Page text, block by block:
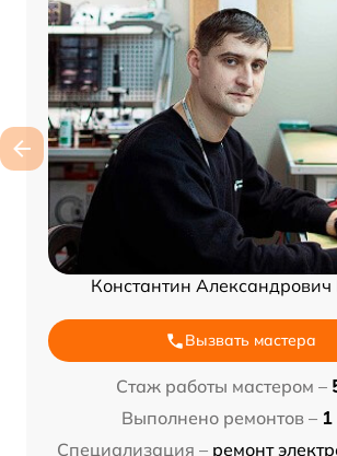
Константин
Вызвать мастера
Стаж работы мастером –
Выполнено ремонтов –
Специализация – ремонт